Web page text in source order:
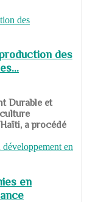
des
Durable et
a procédé
en